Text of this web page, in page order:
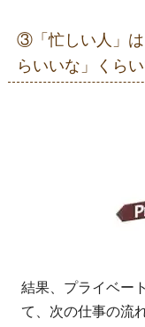
③「忙しい人」は
らいいな」くら
結果、プライベー
て、次の仕事の流